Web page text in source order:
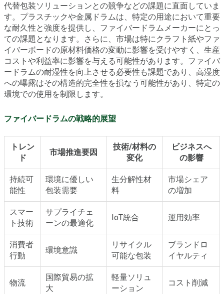
代替包装ソリューションとの競争などの課題に直面していま
す。プラスチックや金属ドラムは、特定の用途において重要
な耐久性と強度を提供し、ファイバードラムメーカーにとっ
ての課題となります。さらに、市場は特にクラフト紙やファ
イバーボードの原材料価格の変動に影響を受けやすく、生産
コストや利益率に影響を与える可能性があります。ファイバ
ードラムの耐湿性を向上させる必要性も課題であり、高湿度
への曝露はその構造的完全性を損なう可能性があり、特定の
環境での使用を制限します。
ファイバードラムの戦略的展望
トレン
ド
市場推進要因
技術/材料の
変化
ビジネスへ
の影響
持続可
能性
環境に優しい
包装需要
生分解性材
料
市場シェア
の増加
スマー
ト技術
サプライチェ
ーンの最適化
IoT統合 運用効率
消費者
行動
環境意識
リサイクル
可能な包装
ブランドロ
イヤルティ
物流
国際貿易の拡
大
軽量ソリュ
ーション
コスト削減